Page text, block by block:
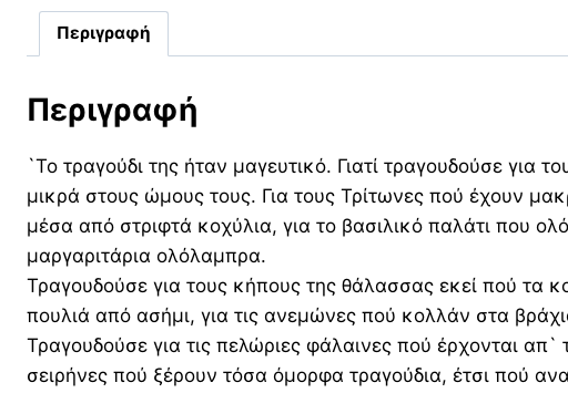
Περιγραφή
Περιγραφή
`Το τραγούδι της ήταν μαγευτικό. Γιατί τραγουδούσε
μικρά στους ώμους τους. Για τους Τρίτωνες πού έχουν
μέσα από στριφτά κοχύλια, για το βασιλικό παλάτι που
μαργαριτάρια ολόλαμπρα.
Τραγουδούσε για τους κήπους της θάλασσας εκεί πού τα
πουλιά από ασήμι, για τις ανεμώνες πού κολλάν στα
Τραγουδούσε για τις πελώριες φάλαινες πού έρχονται
σειρήνες πού ξέρουν τόσα όμορφα τραγούδια, έτσι πού